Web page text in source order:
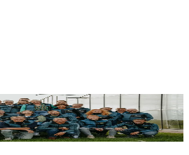
betrokkenheid en innovatie al